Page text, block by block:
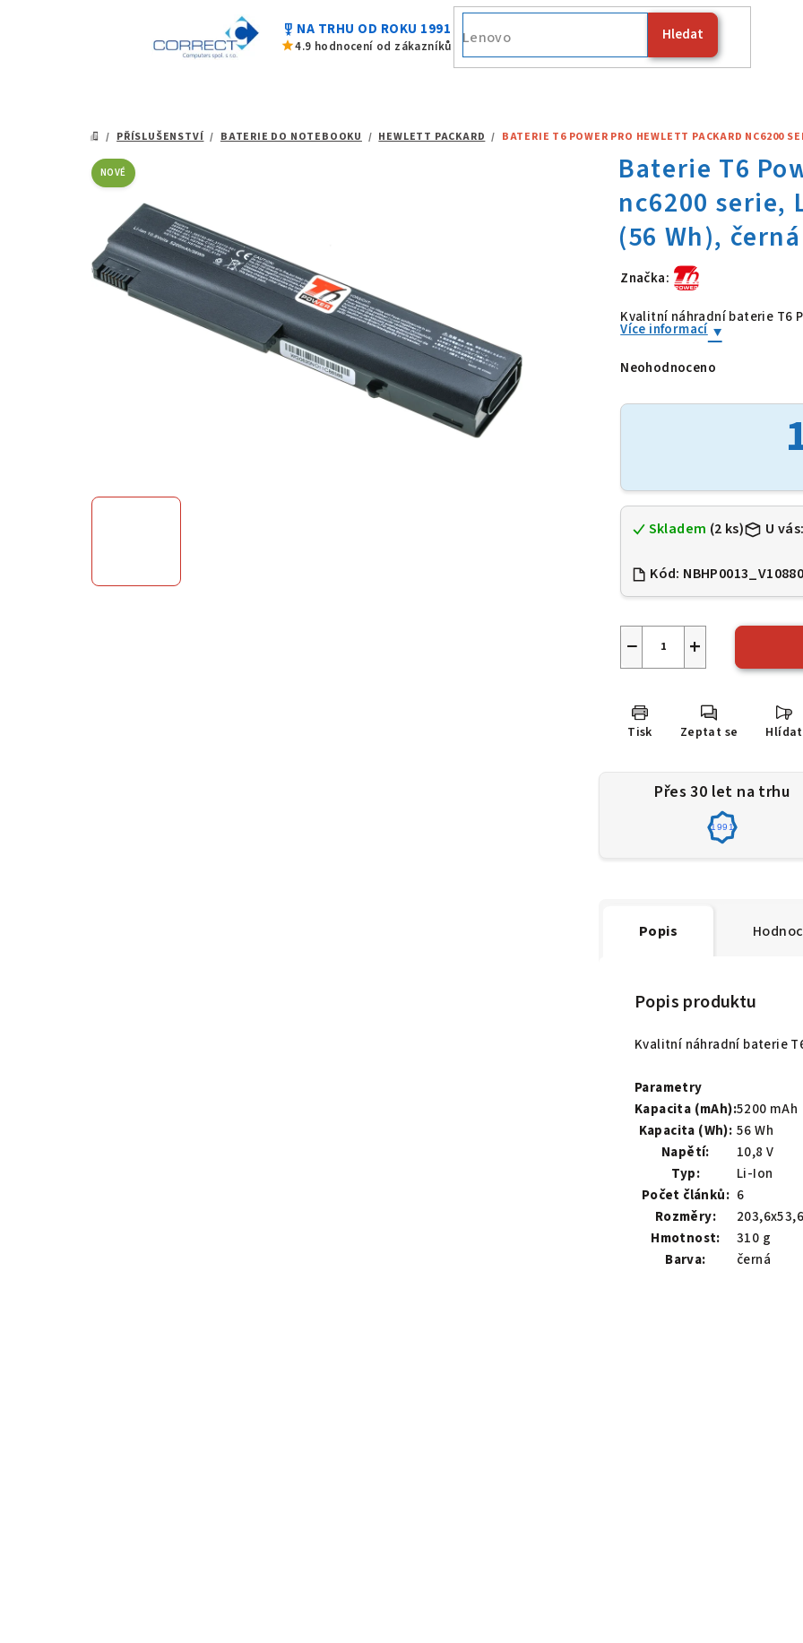
military_tech NA TRHU OD ROKU 1991
star4.9 hodnocení od zákazníků
Hledat
Fujitsu
DOMŮ
/ PŘÍSLUŠENSTVÍ / BATERIE DO NOTEBOOKU / HEWLETT PACKARD / BATERIE T6 POWER PRO HEWLETT PACKARD NC6200
Značka:
Baterie T6
Kvalitní náhradní baterie T6
Více informací
Průměrné
produktu
je
Neohodnoceno
Skladem (2 ks) U vás:
Kód: NBHP0013_V10880
+
−
Tisk Zeptat se Hlídat
NOVÉ
Přes 30 let na trhu
1991
Popis
Popis produktu
Kvalitní náhradní baterie
Parametry
Kapacita (mAh):5200 mAh
Kapacita (Wh): 56 Wh
Napětí:
10,8 V
Typ:
Li-Ion
Počet článků: 6
Rozměry:
Hmotnost:
310 g
Barva:
černá
hvězdiček.